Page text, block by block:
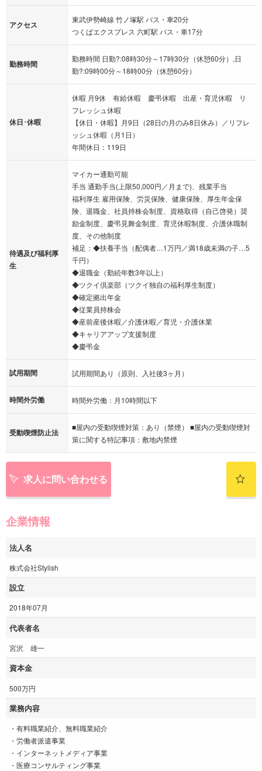
アクセス
東武伊勢崎線 竹ノ塚駅 バス・車20分
つくばエクスプレス 六町駅 バス・車17分
勤務時間
勤務時間 日勤?:08時30分～17時30分（休憩60分）,日
勤?:09時00分～18時00分（休憩60分）
休日･休暇
休暇 月9休 有給休暇 慶弔休暇 出産・育児休暇 リ
フレッシュ休暇
【休日・休暇】月9日（28日の月のみ8日休み）／リフレ
ッシュ休暇（月1日）
年間休日：119日
待遇及び福利厚
生
マイカー通勤可能
手当 通勤手当(上限50,000円／月まで)、残業手当
福利厚生 雇用保険、労災保険、健康保険、厚生年金保
険、退職金、社員持株会制度、資格取得（自己啓発）奨
励金制度、慶弔見舞金制度、育児休暇制度、介護休職制
度、その他制度
補足：◆扶養手当（配偶者…1万円／満18歳未満の子…5
千円）
◆退職金（勤続年数3年以上）
◆ツクイ倶楽部（ツクイ独自の福利厚生制度）
◆確定拠出年金
◆従業員持株会
◆産前産後休暇／介護休暇／育児・介護休業
◆キャリアアップ支援制度
◆慶弔金
試用期間 試用期間あり（原則、入社後3ヶ月）
時間外労働 時間外労働：月10時間以下
受動喫煙防止法
■屋内の受動喫煙対策：あり（禁煙） ■屋内の受動喫煙対
策に関する特記事項：敷地内禁煙
求人に問い合わせる
企業情報
法人名
株式会社Stylish
設立
2018年07月
代表者名
宮沢 雄一
資本金
500万円
業務内容
・有料職業紹介、無料職業紹介
・労働者派遣事業
・インターネットメディア事業
・医療コンサルティング事業